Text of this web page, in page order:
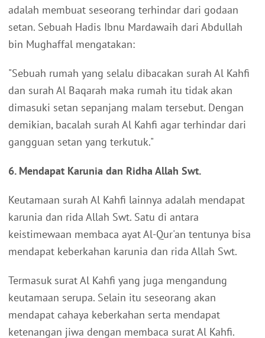
adalah membuat seseorang terhindar dari godaan
setan. Sebuah Hadis Ibnu Mardawaih dari Abdullah
bin Mughaffal mengatakan:
"Sebuah rumah yang selalu dibacakan surah Al Kahfi
dan surah Al Baqarah maka rumah itu tidak akan
dimasuki setan sepanjang malam tersebut. Dengan
demikian, bacalah surah Al Kahfi agar terhindar dari
gangguan setan yang terkutuk."
6. Mendapat Karunia dan Ridha Allah Swt.
Keutamaan surah Al Kahfi lainnya adalah mendapat
karunia dan rida Allah Swt. Satu di antara
keistimewaan membaca ayat Al-Qur'an tentunya bisa
mendapat keberkahan karunia dan rida Allah Swt.
Termasuk surat Al Kahfi yang juga mengandung
keutamaan serupa. Selain itu seseorang akan
mendapat cahaya keberkahan serta mendapat
ketenangan jiwa dengan membaca surat Al Kahfi.